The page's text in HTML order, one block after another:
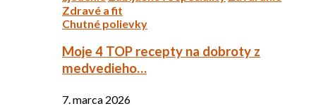
Zdravé a fit
Chutné polievky
Moje 4 TOP recepty na dobroty z
medvedieho…
7. marca 2026